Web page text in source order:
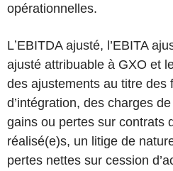
opérationnelles.
LʼEBITDA ajusté, l’EBITA
ajusté attribuable à GXO et
des ajustements au titre des
d’intégration, des charges
gains ou pertes sur contrats
réalisé(e)s, un litige de
pertes nettes sur cession